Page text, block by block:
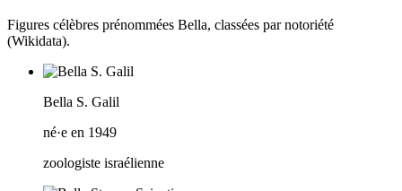
Figures célèbres prénommées Bella, classées par notoriété
(Wikidata).
Bella S. Galil
né·e en 1949
zoologiste israélienne